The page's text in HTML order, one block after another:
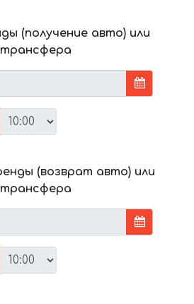
(получение авто) или
трансфера
(возврат авто) или
трансфера